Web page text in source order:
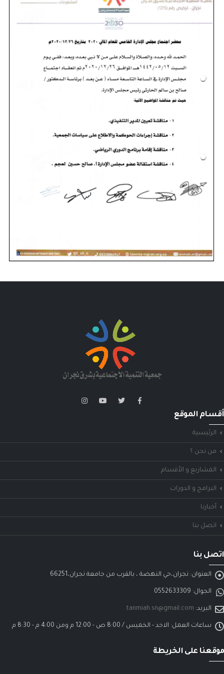
أقسام الموقع
الرئيسية
من نحن ؟
المشاريع و الأقسام
البرامج و الدورات
أخبارنا
اتصل بنا
اتصل بنا
العنوان: نجران،حي النهضة ، بالقرب من جامعة نجران،66251
الجوال: 0552633309
البريد: tanmiah.sn@gmail.com
ساعات العمل: الاحد - الخميس / 8:00 ص - 12:00 م ومن 4:00 م - 8:30 م
موقعنا على الخريطة